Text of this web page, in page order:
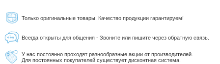
Только оригинальные товары. Качество продукции гарантируем!
Всегда открыты для общения - Звоните или пишите через обратную связь.
У нас постоянно проходят разнообразные акции от производителей.
Для постоянных покупателей существует дисконтная система.